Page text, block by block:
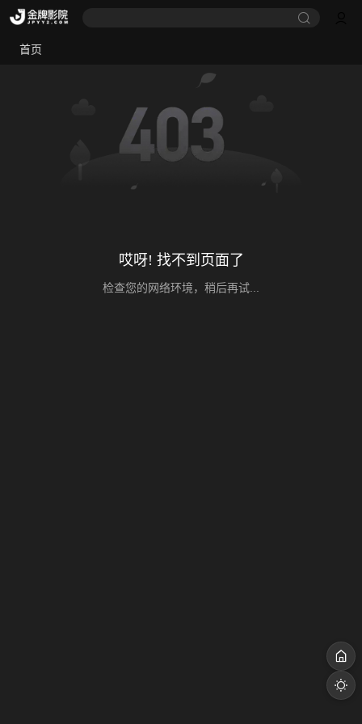
首页
哎呀! 找不到页面了
检查您的网络环境，稍后再试...